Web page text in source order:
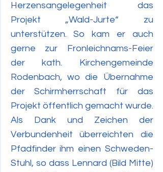
Herzensangelegenheit das
Projekt „Wald-Jurte“ zu
unterstützen. So kam er auch
gerne zur Fronleichnams-Feier
der kath. Kirchengemeinde
Rodenbach, wo die Übernahme
der Schirmherrschaft für das
Projekt öffentlich gemacht wurde.
Als Dank und Zeichen der
Verbundenheit überreichten die
Pfadfinder ihm einen Schweden-
Stuhl, so dass Lennard (Bild Mitte)